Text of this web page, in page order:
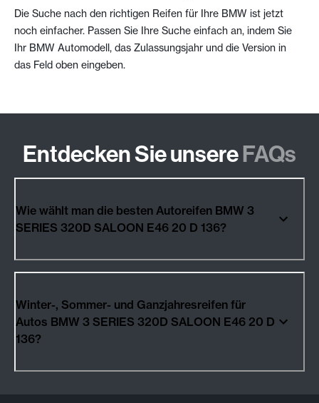
Die Suche nach den richtigen Reifen für Ihre BMW ist jetzt
noch einfacher. Passen Sie Ihre Suche einfach an, indem Sie
Ihr BMW Automodell, das Zulassungsjahr und die Version in
das Feld oben eingeben.
Entdecken Sie unsereFAQs
Wie wählt man die besten Autoreifen BMW 3
SERIES 320D SALOON E46 20 D 136?
Winter-, Sommer- und Ganzjahresreifen für
Autos BMW 3 SERIES 320D SALOON E46 20 D
136?